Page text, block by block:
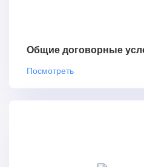
Общие договорные
Посмотреть